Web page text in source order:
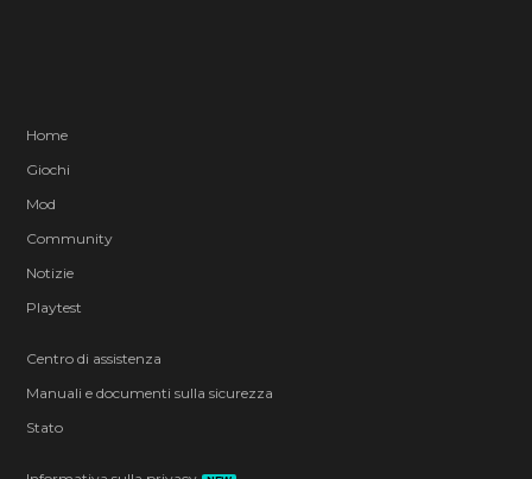
Home
Giochi
Mod
Community
Notizie
Playtest
Centro di assistenza
Manuali e documenti sulla sicurezza
Stato